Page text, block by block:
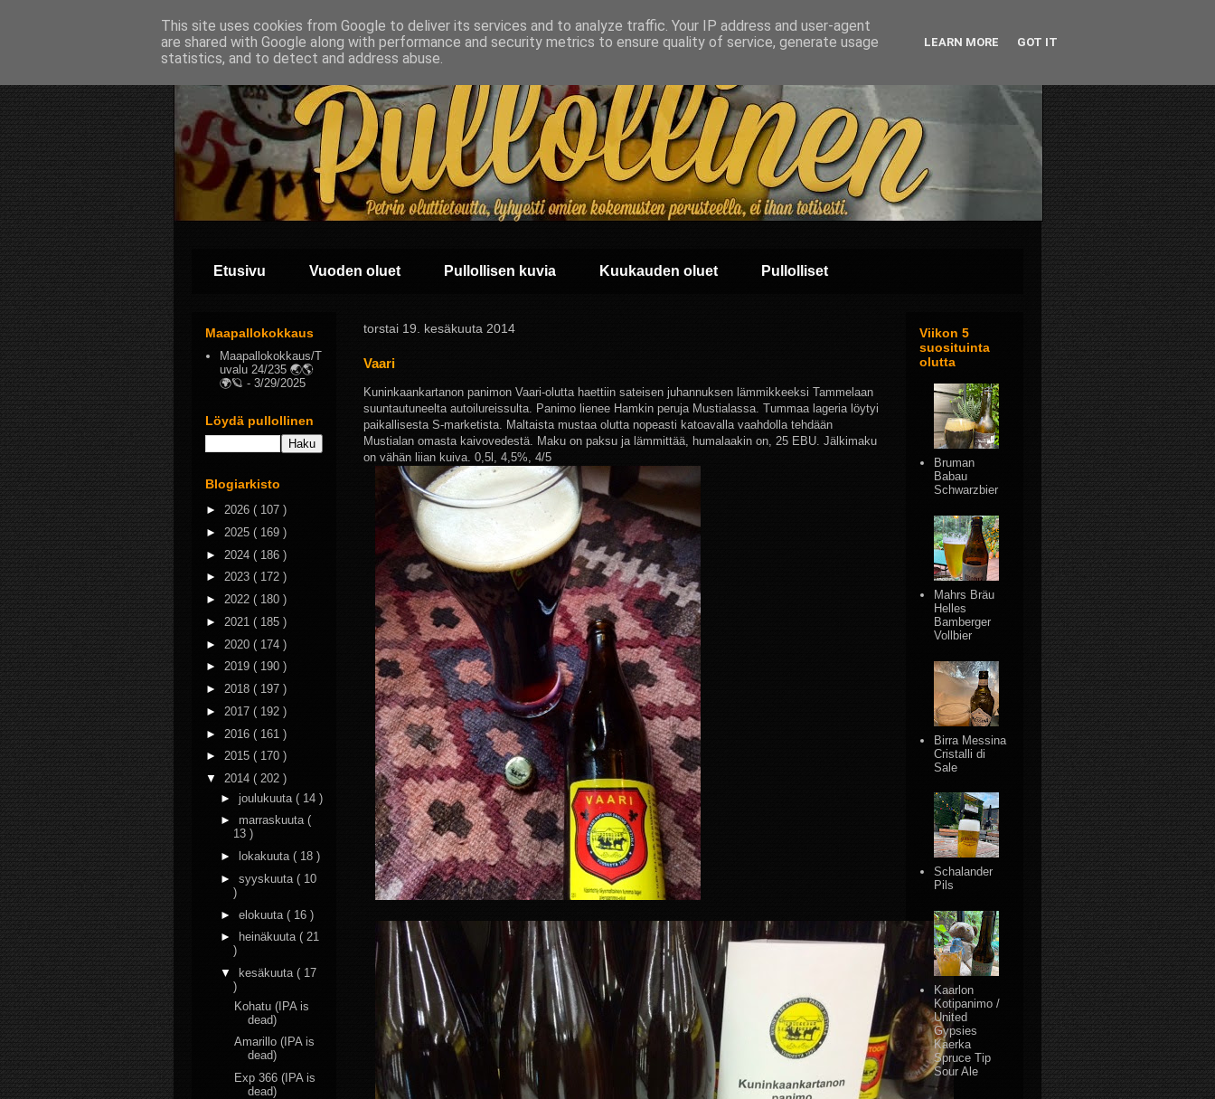
Etusivu Vuoden oluet Pullollisen kuvia Kuukauden oluet Pullolliset
torstai 19. kesäkuuta 2014
Vaari
Kuninkaankartanon panimon Vaari-olutta haettiin sateisen juhannuksen lämmikkeeksi Tammelaan
suuntautuneelta autoilureissulta. Panimo lienee Hamkin peruja Mustialassa. Tummaa lageria löytyi
paikallisesta S-marketista. Maltaista mustaa olutta nopeasti katoavalla vaahdolla tehdään
Mustialan omasta kaivovedestä. Maku on paksu ja lämmittää, humalaakin on, 25 EBU. Jälkimaku
on vähän liian kuiva. 0,5l, 4,5%, 4/5
Maapallokokkaus
Maapallokokkaus/T
uvalu 24/235 🌏🌎
🌍🪐 - 3/29/2025
Löydä pullollinen
Blogiarkisto
► 2026 ( 107 )
► 2025 ( 169 )
► 2024 ( 186 )
► 2023 ( 172 )
► 2022 ( 180 )
► 2021 ( 185 )
► 2020 ( 174 )
► 2019 ( 190 )
► 2018 ( 197 )
► 2017 ( 192 )
► 2016 ( 161 )
► 2015 ( 170 )
▼ 2014 ( 202 )
► joulukuuta ( 14 )
► marraskuuta (
13 )
►
lokakuuta ( 18 )
► syyskuuta ( 10
)
► elokuuta ( 16 )
►
heinäkuuta ( 21
)
▼
kesäkuuta ( 17
)
Kohatu (IPA is
dead)
Amarillo (IPA is
dead)
Exp 366 (IPA is
dead)
Viikon 5
suosituinta
olutta
Bruman
Babau
Schwarzbier
Mahrs Bräu
Helles
Bamberger
Vollbier
Birra Messina
Cristalli di
Sale
Schalander
Pils
Kaarlon
Kotipanimo /
United
Gypsies
Kaerka
Spruce Tip
Sour Ale
This site uses cookies from Google to deliver its services and to analyze traffic. Your IP address and user-agent
are shared with Google along with performance and security metrics to ensure quality of service, generate usage
statistics, and to detect and address abuse.
LEARN MORE GOT IT